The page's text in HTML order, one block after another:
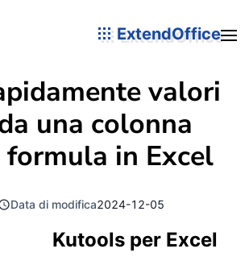
ExtendOffice
valori
una colonna
formula in Excel
Data di modifica2024-12-05
Kutools per Excel